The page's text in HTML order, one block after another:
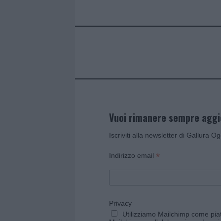
Vuoi rimanere sempre
Iscriviti alla newsletter di Gallura
Indirizzo email *
Privacy
Utilizziamo Mailchimp come